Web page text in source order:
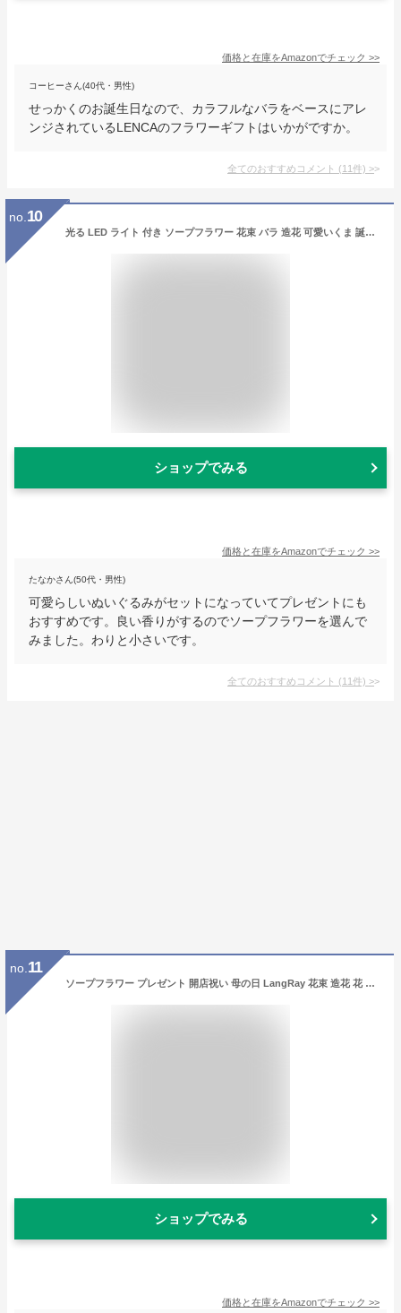
価格と在庫をAmazonでチェック >>
コーヒーさん(40代・男性)
せっかくのお誕生日なので、カラフルなバラをベースにアレ
ンジされているLENCAのフラワーギフトはいかがですか。
全てのおすすめコメント (11件) >
no. 10
光る LED ライト 付き ソープフラワー 花束 バラ 造花 可愛いくま 誕生日 母の日 父の日 敬老の日 母のひプレゼント お祝い 女性 退職祝い 結婚祝い 花 発表会 フラワー ブーケ 石けん あすつく対応（ピンク）
ショップでみる
価格と在庫をAmazonでチェック >>
たなかさん(50代・男性)
可愛らしいぬいぐるみがセットになっていてプレゼントにも
おすすめです。良い香りがするのでソープフラワーを選んで
みました。わりと小さいです。
全てのおすすめコメント (11件) >
no. 11
ソープフラワー プレゼント 開店祝い 母の日 LangRay 花束 造花 花 ギフト 石鹼花 石鹼フラワー 贈り物 ギフト 敬老の日 開店祝い 誕生日 記念日 お見舞い 感謝 お礼 ギフトボックス（レッド）
ショップでみる
価格と在庫をAmazonでチェック >>